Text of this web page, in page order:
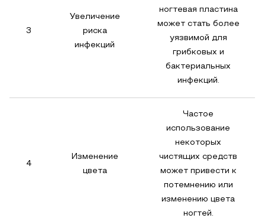
3
Увеличение
риска
инфекций
ногтевая пластина
может стать более
уязвимой для
грибковых и
бактериальных
инфекций.
4
Изменение
цвета
Частое
использование
некоторых
чистящих средств
может привести к
потемнению или
изменению цвета
ногтей.